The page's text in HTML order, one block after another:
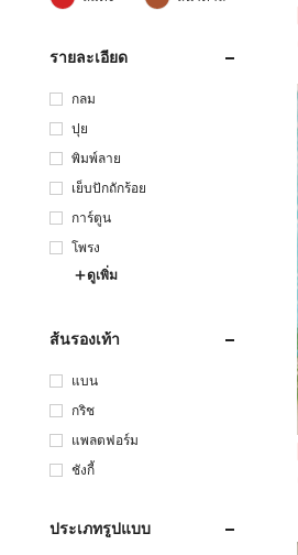
รายละเอียด
กลม
ปุย
พิมพ์ลาย
เย็บปักถักร้อย
การ์ตูน
โพรง
ดูเพิ่ม
ส้นรองเท้า
แบน
กริช
แพลตฟอร์ม
ชังกี้
ประเภทรูปแบบ